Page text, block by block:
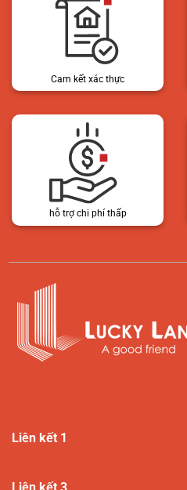
Cam kết xác thực
hỗ trợ chi phí thấp
Liên kết 1